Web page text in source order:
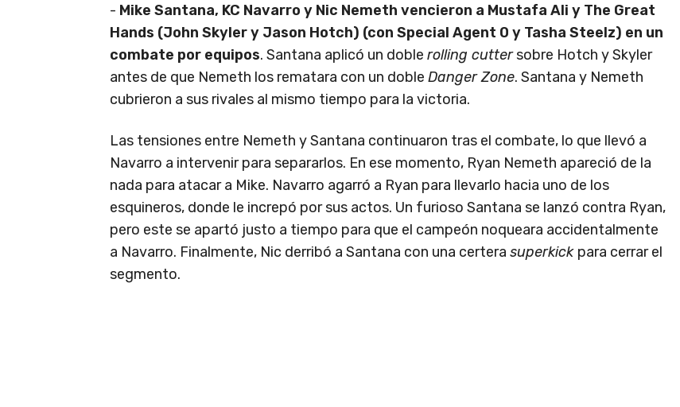
- Mike Santana, KC Navarro y Nic Nemeth vencieron a Mustafa Ali y The Great
Hands (John Skyler y Jason Hotch) (con Special Agent 0 y Tasha Steelz) en un
combate por equipos. Santana aplicó un doble rolling cuttersobre Hotch y Skyler
antes de que Nemeth los rematara con un doble Danger Zone. Santana y Nemeth
cubrieron a sus rivales al mismo tiempo para la victoria.
Las tensiones entre Nemeth y Santana continuaron tras el combate, lo que llevó a
Navarro a intervenir para separarlos. En ese momento, Ryan Nemeth apareció de la
nada para atacar a Mike. Navarro agarró a Ryan para llevarlo hacia uno de los
esquineros, donde le increpó por sus actos. Un furioso Santana se lanzó contra Ryan,
pero este se apartó justo a tiempo para que el campeón noqueara accidentalmente
a Navarro. Finalmente, Nic derribó a Santana con una certera superkick para cerrar el
segmento.